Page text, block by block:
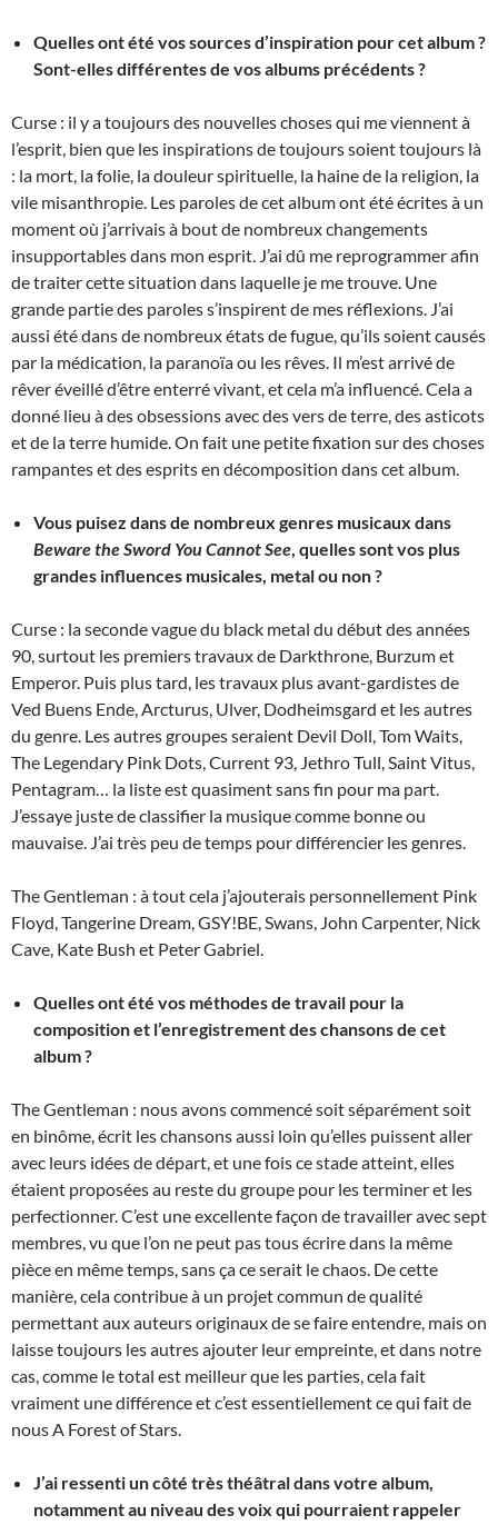
Quelles ont été vos sources d’inspiration pour cet album ?
Sont-elles différentes de vos albums précédents ?
Curse : il y a toujours des nouvelles choses qui me viennent à
l’esprit, bien que les inspirations de toujours soient toujours là
: la mort, la folie, la douleur spirituelle, la haine de la religion, la
vile misanthropie. Les paroles de cet album ont été écrites à un
moment où j’arrivais à bout de nombreux changements
insupportables dans mon esprit. J’ai dû me reprogrammer afin
de traiter cette situation dans laquelle je me trouve. Une
grande partie des paroles s’inspirent de mes réflexions. J’ai
aussi été dans de nombreux états de fugue, qu’ils soient causés
par la médication, la paranoïa ou les rêves. Il m’est arrivé de
rêver éveillé d’être enterré vivant, et cela m’a influencé. Cela a
donné lieu à des obsessions avec des vers de terre, des asticots
et de la terre humide. On fait une petite fixation sur des choses
rampantes et des esprits en décomposition dans cet album.
Vous puisez dans de nombreux genres musicaux dans
Beware the Sword You Cannot See, quelles sont vos plus
grandes influences musicales, metal ou non ?
Curse : la seconde vague du black metal du début des années
90, surtout les premiers travaux de Darkthrone, Burzum et
Emperor. Puis plus tard, les travaux plus avant-gardistes de
Ved Buens Ende, Arcturus, Ulver, Dodheimsgard et les autres
du genre. Les autres groupes seraient Devil Doll, Tom Waits,
The Legendary Pink Dots, Current 93, Jethro Tull, Saint Vitus,
Pentagram… la liste est quasiment sans fin pour ma part.
J’essaye juste de classifier la musique comme bonne ou
mauvaise. J’ai très peu de temps pour différencier les genres.
The Gentleman : à tout cela j’ajouterais personnellement Pink
Floyd, Tangerine Dream, GSY!BE, Swans, John Carpenter, Nick
Cave, Kate Bush et Peter Gabriel.
Quelles ont été vos méthodes de travail pour la
composition et l’enregistrement des chansons de cet
album ?
The Gentleman : nous avons commencé soit séparément soit
en binôme, écrit les chansons aussi loin qu’elles puissent aller
avec leurs idées de départ, et une fois ce stade atteint, elles
étaient proposées au reste du groupe pour les terminer et les
perfectionner. C’est une excellente façon de travailler avec sept
membres, vu que l’on ne peut pas tous écrire dans la même
pièce en même temps, sans ça ce serait le chaos. De cette
manière, cela contribue à un projet commun de qualité
permettant aux auteurs originaux de se faire entendre, mais on
laisse toujours les autres ajouter leur empreinte, et dans notre
cas, comme le total est meilleur que les parties, cela fait
vraiment une différence et c’est essentiellement ce qui fait de
nous A Forest of Stars.
J’ai ressenti un côté très théâtral dans votre album,
notamment au niveau des voix qui pourraient rappeler